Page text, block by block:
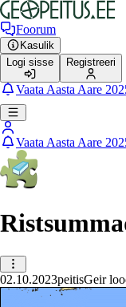
Foorum
Kasulik
Logi sisse
Registreeri
Vaata Aasta Aare
Vaata Aasta Aare
02.10.2023peitisGeir